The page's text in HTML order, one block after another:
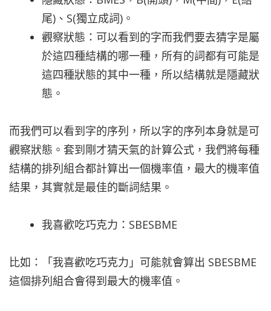
尾)、S(獨立成詞) 。
觀察狀態：可以看到的字而我們要去猜字是屬
於這四種結構的哪一種，所有的詞都有可能是
這四種狀態的其中一種，所以結構就是隱藏狀
態。
而我們可以看到字的序列，所以字的序列本身就是可
觀察狀態。套到剛才猜天氣的計算公式，我們將每種
結構的排列組合都計算出一個機率值，最大的機率值
結果，其實就是最佳的斷詞結果。
我喜歡吃巧克力：SBESBME
比如：「我喜歡吃巧克力」可能就會算出 SBESBME
這個排列組合會得到最大的機率值。